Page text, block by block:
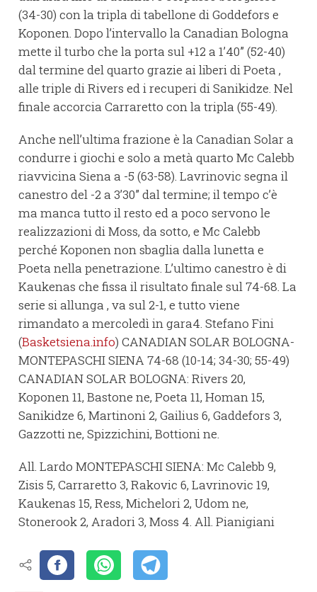
(34-30) con la tripla di tabellone di Goddefors e
Koponen. Dopo l’intervallo la Canadian Bologna
mette il turbo che la porta sul +12 a 1’40” (52-40)
dal termine del quarto grazie ai liberi di Poeta ,
alle triple di Rivers ed i recuperi di Sanikidze. Nel
finale accorcia Carraretto con la tripla (55-49).
Anche nell’ultima frazione è la Canadian Solar a
condurre i giochi e solo a metà quarto Mc Calebb
riavvicina Siena a -5 (63-58). Lavrinovic segna il
canestro del -2 a 3’30” dal termine; il tempo c’è
ma manca tutto il resto ed a poco servono le
realizzazioni di Moss, da sotto, e Mc Calebb
perché Koponen non sbaglia dalla lunetta e
Poeta nella penetrazione. L’ultimo canestro è di
Kaukenas che fissa il risultato finale sul 74-68. La
serie si allunga , va sul 2-1, e tutto viene
rimandato a mercoledì in gara4. Stefano Fini
(Basketsiena.info) CANADIAN SOLAR BOLOGNA-
MONTEPASCHI SIENA 74-68 (10-14; 34-30; 55-49)
CANADIAN SOLAR BOLOGNA: Rivers 20,
Koponen 11, Bastone ne, Poeta 11, Homan 15,
Sanikidze 6, Martinoni 2, Gailius 6, Gaddefors 3,
Gazzotti ne, Spizzichini, Bottioni ne.
All. Lardo MONTEPASCHI SIENA: Mc Calebb 9,
Zisis 5, Carraretto 3, Rakovic 6, Lavrinovic 19,
Kaukenas 15, Ress, Michelori 2, Udom ne,
Stonerook 2, Aradori 3, Moss 4. All. Pianigiani